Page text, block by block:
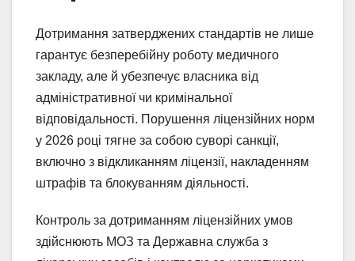
Дотримання затверджених стандартів не лише
гарантує безперебійну роботу медичного
закладу, але й убезпечує власника від
адміністративної чи кримінальної
відповідальності. Порушення ліцензійних норм
у 2026 році тягне за собою суворі санкції,
включно з відкликанням ліцензії, накладенням
штрафів та блокуванням діяльності.
Контроль за дотриманням ліцензійних умов
здійснюють МОЗ та Державна служба з